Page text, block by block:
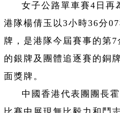
女子公路單車賽4日再
港隊楊倩玉以3小時36分
牌，是港隊今屆賽事的第
的銀牌及團體追逐賽的銅
面獎牌。
中國香港代表團團長